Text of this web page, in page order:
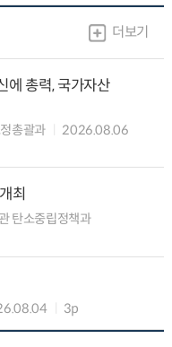
더보기
에 총력, 국가자산
총괄과
2026.08.06
최
탄소중립정책과
3p